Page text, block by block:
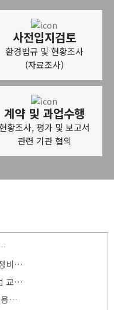
사전입지검토
환경법규 및 현황조사
(자료조사)
계약 및 과업수행
황조사, 평가 및 보고서
관련 기관 협의
비…
교…
용…